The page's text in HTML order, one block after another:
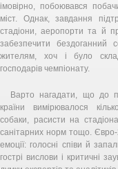
імовірно, побоювався
міст. Однак, завдання
стадіони, аеропорти та й
забезпечити бездоганний
жителям, хоч і було
господарів чемпіонату.
Варто нагадати, що до
країни вимірювалося
собаки, расисти на
санітарних норм тощо.
емоції: голосні співи й
гострі вислови і критичні